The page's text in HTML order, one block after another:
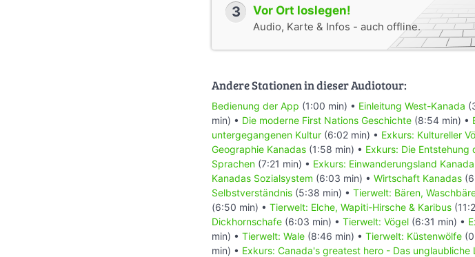
3 Vor Ort loslegen!
Audio, Karte & Infos - auch offline.
Andere Stationen in dieser Audiotour:
Bedienung der App (1:00 min) • Einleitung West-Kanada
min) • Die moderne First Nations Geschichte (8:54 min) •
untergegangenen Kultur (6:02 min) • Exkurs: Kultureller
Geographie Kanadas (1:58 min) • Exkurs: Die Entstehung
Sprachen (7:21 min) • Exkurs: Einwanderungsland Kanada
Kanadas Sozialsystem (6:03 min) • Wirtschaft Kanadas
Selbstverständnis (5:38 min) • Tierwelt: Bären,
(6:50 min) • Tierwelt: Elche, Wapiti-Hirsche & Karibus
Dickhornschafe (6:03 min) • Tierwelt: Vögel (6:31 min) •
min) • Tierwelt: Wale (8:46 min) • Tierwelt: Küstenwölfe
min) • Exkurs: Canada's greatest hero - Das unglaubliche